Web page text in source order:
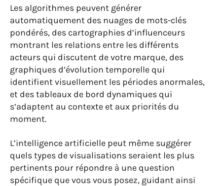
Les algorithmes peuvent générer
automatiquement des nuages de mots-clés
pondérés, des cartographies d’influenceurs
montrant les relations entre les différents
acteurs qui discutent de votre marque, des
graphiques d’évolution temporelle qui
identifient visuellement les périodes anormales,
et des tableaux de bord dynamiques qui
s’adaptent au contexte et aux priorités du
moment.
L’intelligence artificielle peut même suggérer
quels types de visualisations seraient les plus
pertinents pour répondre à une question
spécifique que vous vous posez, guidant ainsi